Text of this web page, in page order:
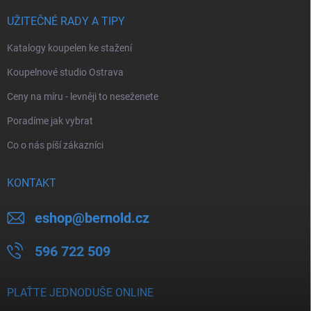
UŽITEČNÉ RADY A TIPY
Katalogy koupelen ke stažení
Koupelnové studio Ostrava
Ceny na míru - levněji to neseženete
Poradíme jak vybrat
Co o nás píší zákazníci
KONTAKT
eshop@bernold.cz
596 722 509
PLAŤTE JEDNODUŠE ONLINE